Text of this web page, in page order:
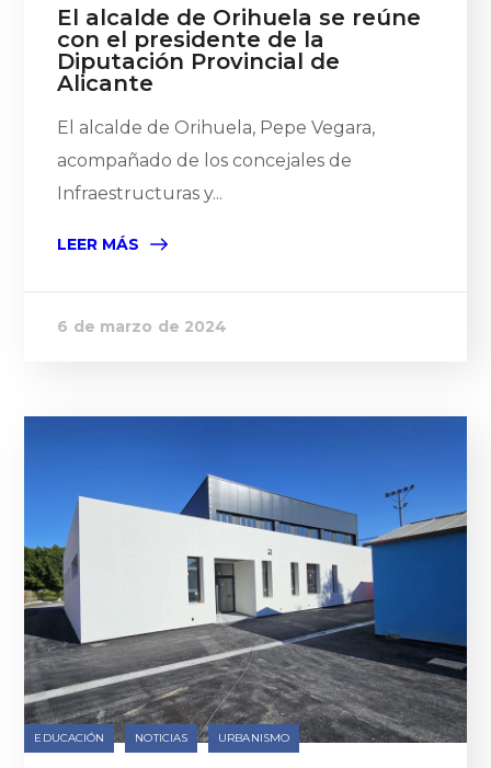
El alcalde de Orihuela se reúne
con el presidente de la
Diputación Provincial de
Alicante
El alcalde de Orihuela, Pepe Vegara,
acompañado de los concejales de
Infraestructuras y...
LEER MÁS
6 de marzo de 2024
EDUCACIÓN NOTICIAS URBANISMO